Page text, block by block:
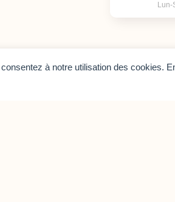
à notre utilisation des cookies.
Lun-